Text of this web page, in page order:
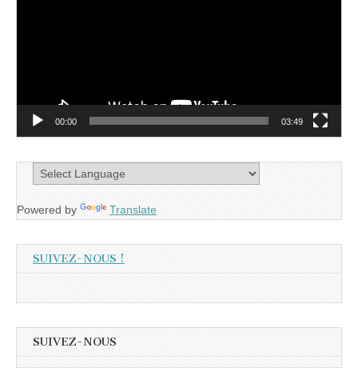
00:00 03:49
Powered by Translate
SUIVEZ-NOUS !
SUIVEZ-NOUS